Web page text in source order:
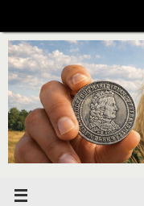
Inhalt
springen